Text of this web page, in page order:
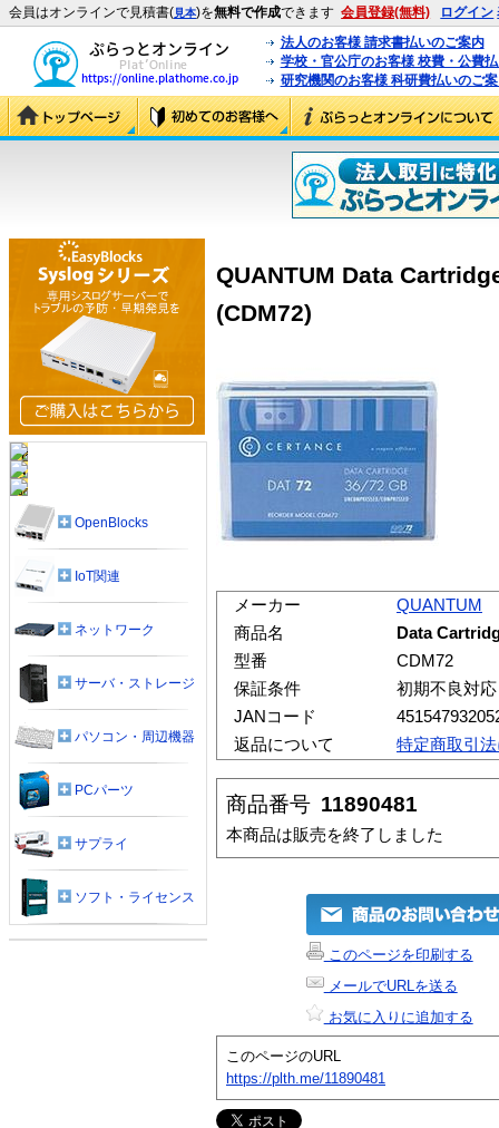
会員はオンラインで見積書(見本)を無料で作成できます 会員登録(無料) ログイン
法人のお客様 請求書払いのご案内
学校・官公庁のお客様 校費・公費
研究機関のお客様 科研費払いのご
QUANTUM Data
(CDM72)
メーカー
QUANTUM
商品名
Data
型番
CDM72
保証条件
初期不良対
JANコード
返品について
特定商取引
商品番号 11890481
本商品は販売を終了しました
このページを印刷する
メールでURLを送る
お気に入りに追加する
このページのURL
https://plth.me/11890481
OpenBlocks
IoT関連
ネットワーク
サーバ・ストレージ
パソコン・周辺機器
PCパーツ
サプライ
ソフト・ライセンス